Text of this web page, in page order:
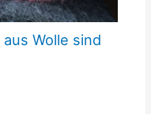
Wolle sind